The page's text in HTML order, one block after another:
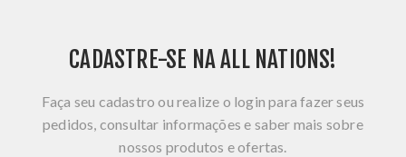
CADASTRE-SE NA ALL NATIONS!
Faça seu cadastro ou realize o login para fazer seus
pedidos, consultar informações e saber mais sobre
nossos produtos e ofertas.